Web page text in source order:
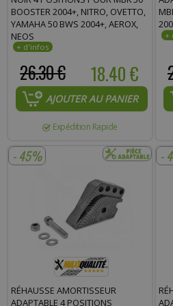
BOOSTER 2004+, NITRO, OVETTO,
YAMAHA 50 BWS 2004+, AEROX,
NEOS
18.40 €
26.30 €
AJOUTER AU PANIER
Expédition Rapide
- 45%
RÉHAUSSE AMORTISSEUR
ADAPTABLE 4 POSITIONS
-